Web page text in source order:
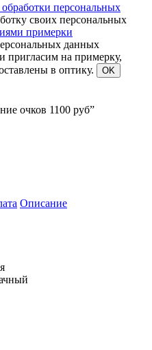
персональных
своих персональных
примерки
данных
на примерку,
в оптику.
OK
очков 1100 руб”
Описание